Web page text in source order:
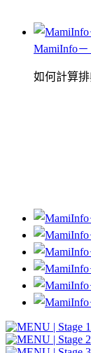
MamiInfo
如何計算